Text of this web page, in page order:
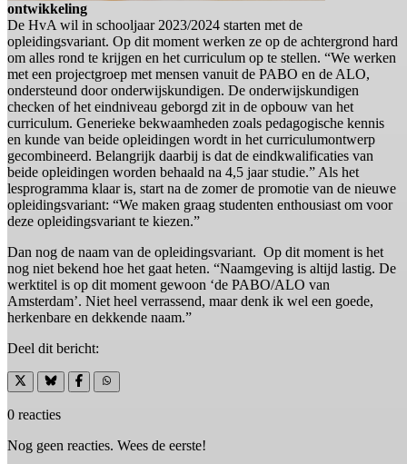
ontwikkeling
De HvA wil in schooljaar 2023/2024 starten met de
opleidingsvariant. Op dit moment werken ze op de achtergrond hard
om alles rond te krijgen en het curriculum op te stellen. “We werken
met een projectgroep met mensen vanuit de PABO en de ALO,
ondersteund door onderwijskundigen. De onderwijskundigen
checken of het eindniveau geborgd zit in de opbouw van het
curriculum. Generieke bekwaamheden zoals pedagogische kennis
en kunde van beide opleidingen wordt in het curriculumontwerp
gecombineerd. Belangrijk daarbij is dat de eindkwalificaties van
beide opleidingen worden behaald na 4,5 jaar studie.” Als het
lesprogramma klaar is, start na de zomer de promotie van de nieuwe
opleidingsvariant: “We maken graag studenten enthousiast om voor
deze opleidingsvariant te kiezen.”
Dan nog de naam van de opleidingsvariant. Op dit moment is het
nog niet bekend hoe het gaat heten. “Naamgeving is altijd lastig. De
werktitel is op dit moment gewoon ‘de PABO/ALO van
Amsterdam’. Niet heel verrassend, maar denk ik wel een goede,
herkenbare en dekkende naam.”
Deel dit bericht:
0 reacties
Nog geen reacties. Wees de eerste!